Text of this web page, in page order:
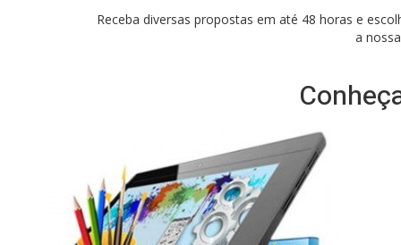
Receba diversas propostas em até 48 horas e
a